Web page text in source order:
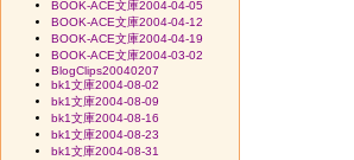
BOOK-ACE文庫2004-04-05
BOOK-ACE文庫2004-04-12
BOOK-ACE文庫2004-04-19
BOOK-ACE文庫2004-03-02
BlogClips20040207
bk1文庫2004-08-02
bk1文庫2004-08-09
bk1文庫2004-08-16
bk1文庫2004-08-23
bk1文庫2004-08-31